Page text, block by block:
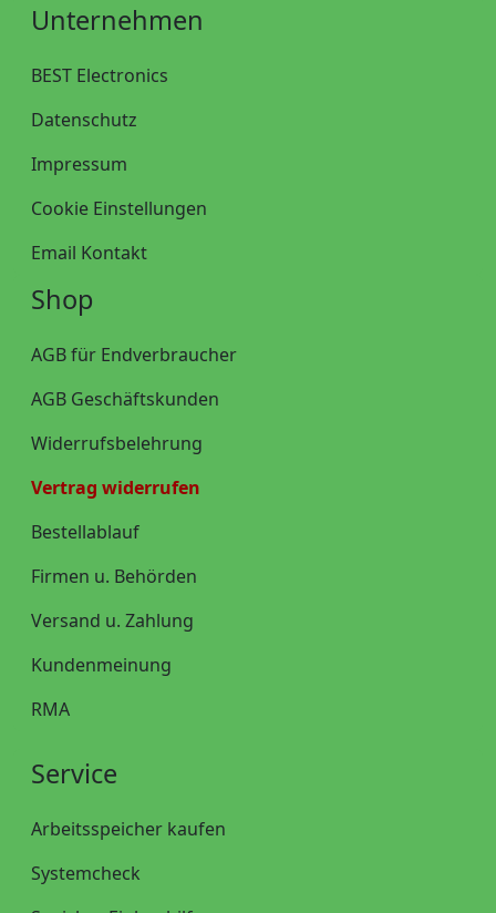
Unternehmen
BEST Electronics
Datenschutz
Impressum
Cookie Einstellungen
Email Kontakt
Shop
AGB für Endverbraucher
AGB Geschäftskunden
Widerrufsbelehrung
Vertrag widerrufen
Bestellablauf
Firmen u. Behörden
Versand u. Zahlung
Kundenmeinung
RMA
Service
Arbeitsspeicher kaufen
Systemcheck